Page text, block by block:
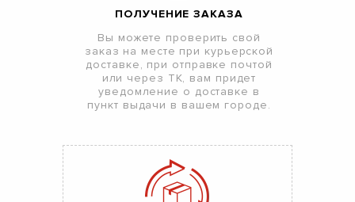
ПОЛУЧЕНИЕ ЗАКАЗА
Вы можете проверить свой
заказ на месте при курьерской
доставке, при отправке почтой
или через ТК, вам придет
уведомление о доставке в
пункт выдачи в вашем городе.